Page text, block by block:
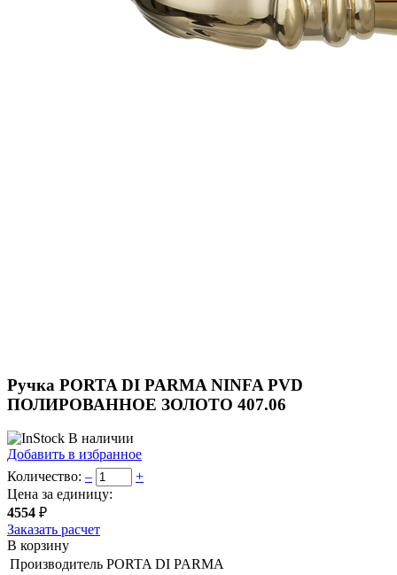
Ручка PORTA DI PARMA NINFA PVD
ПОЛИРОВАННОЕ ЗОЛОТО 407.06
В наличии
Добавить в избранное
Количество: –
+
Цена за единицу:
4554 ₽
Заказать расчет
В корзину
Производитель PORTA DI PARMA